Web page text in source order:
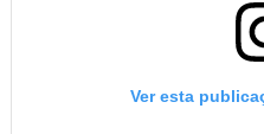
Ver esta